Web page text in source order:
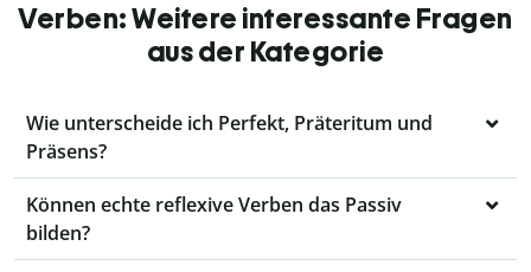
Verben: Weitere interessante Fragen
aus der Kategorie
Wie unterscheide ich Perfekt, Präteritum und
Präsens?
Können echte reflexive Verben das Passiv
bilden?